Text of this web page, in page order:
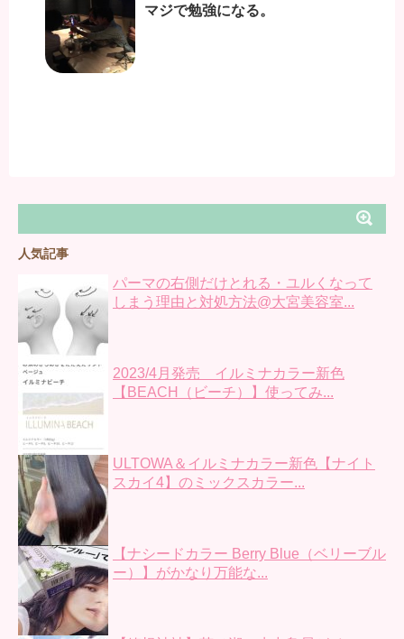
マジで勉強になる。
人気記事
パーマの右側だけとれる・ユルくなって
しまう理由と対処方法@大宮美容室...
2023/4月発売 イルミナカラー新色
【BEACH（ビーチ）】使ってみ...
ULTOWA＆イルミナカラー新色【ナイト
スカイ4】のミックスカラー...
【ナシードカラー Berry Blue（ベリーブル
ー）】がかなり万能な...